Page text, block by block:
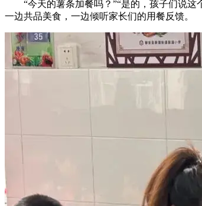
“今天的薯条加餐吗？”“是的，孩子们说这
一边共品美食，一边倾听家长们的用餐反馈。